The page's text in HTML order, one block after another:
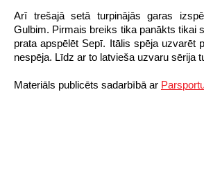
Arī trešajā setā turpinājās garas
Gulbim. Pirmais breiks tika panākts tikai
prata apspēlēt Sepī. Itālis spēja uzvarēt
nespēja. Līdz ar to latvieša uzvaru sērija
Materiāls publicēts sadarbībā ar